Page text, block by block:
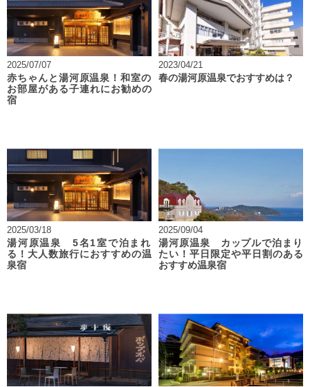
2025/07/07
赤ちゃんと湯河原温泉！和室の
お部屋がある子連れにお勧めの
宿
2023/04/21
春の湯河原温泉でおすすめは？
2025/03/18
湯河原温泉 5名1室で泊まれ
る！大人数旅行におすすめの温
泉宿
2025/09/04
湯河原温泉 カップルで泊まり
たい！平日限定や平日割のある
おすすめ温泉宿